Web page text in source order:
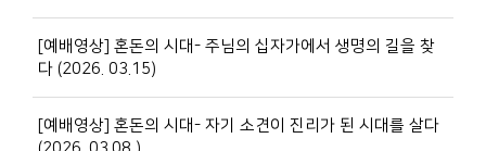
[예배영상] 혼돈의 시대- 주님의 십자가에서 생명의 길을 찾
다 (2026. 03.15)
[예배영상] 혼돈의 시대- 자기 소견이 진리가 된 시대를 살다